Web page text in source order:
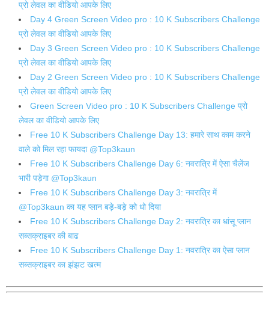
प्रो लेवल का वीडियो आपके लिए
Day 4 Green Screen Video pro : 10 K Subscribers Challenge
प्रो लेवल का वीडियो आपके लिए
Day 3 Green Screen Video pro : 10 K Subscribers Challenge
प्रो लेवल का वीडियो आपके लिए
Day 2 Green Screen Video pro : 10 K Subscribers Challenge
प्रो लेवल का वीडियो आपके लिए
Green Screen Video pro : 10 K Subscribers Challenge प्रो
लेवल का वीडियो आपके लिए
Free 10 K Subscribers Challenge Day 13: हमारे साथ काम करने
वाले को मिल रहा फायदा @Top3kaun
Free 10 K Subscribers Challenge Day 6: नवरात्रि में ऐसा चैलेंज
भारी पड़ेगा @Top3kaun
Free 10 K Subscribers Challenge Day 3: नवरात्रि में
@Top3kaun का यह प्लान बड़े-बड़े को धो दिया
Free 10 K Subscribers Challenge Day 2: नवरात्रि का धांसू प्लान
सब्सक्राइबर की बाढ
Free 10 K Subscribers Challenge Day 1: नवरात्रि का ऐसा प्लान
सब्सक्राइबर का झंझट खत्म